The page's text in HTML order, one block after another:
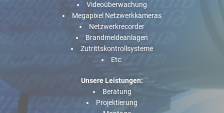
Videoüberwachung
Megapixel Netzwerkkameras
Netzwerkrecorder
Brandmeldeanlagen
Zutrittskontrollsysteme
Etc.
Unsere Leistungen:
Beratung
Projektierung